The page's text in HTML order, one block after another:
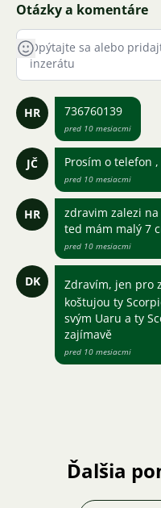
Otázky a komentáre
HR 736760139
pred 10 mesiacmi
JČ Prosím o telefon
pred 10 mesiacmi
HR
zdravim zalezi
ted mám malý 7
pred 10 mesiacmi
DK Zdravím, jen pro
koštujou ty
svým Uaru a ty
zajímavě
pred 10 mesiacmi
Ďalšia